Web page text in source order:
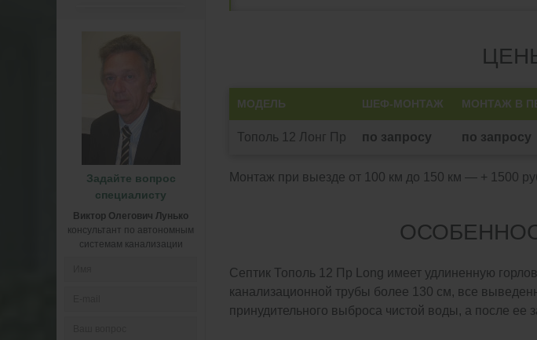
Задайте вопрос
специалисту
Виктор Олегович Лунько
консультант по автономным
системам канализации
МОДЕЛЬ ШЕФ-МОНТАЖ МОНТАЖ В
Тополь 12 Лонг Пр по запросу по запросу
Монтаж при выезде от 100 км до 150 км — + 1500
Септик Тополь 12 Пр Long имеет удлиненную
канализационной трубы более 130 см, все
принудительного выброса чистой воды, а после